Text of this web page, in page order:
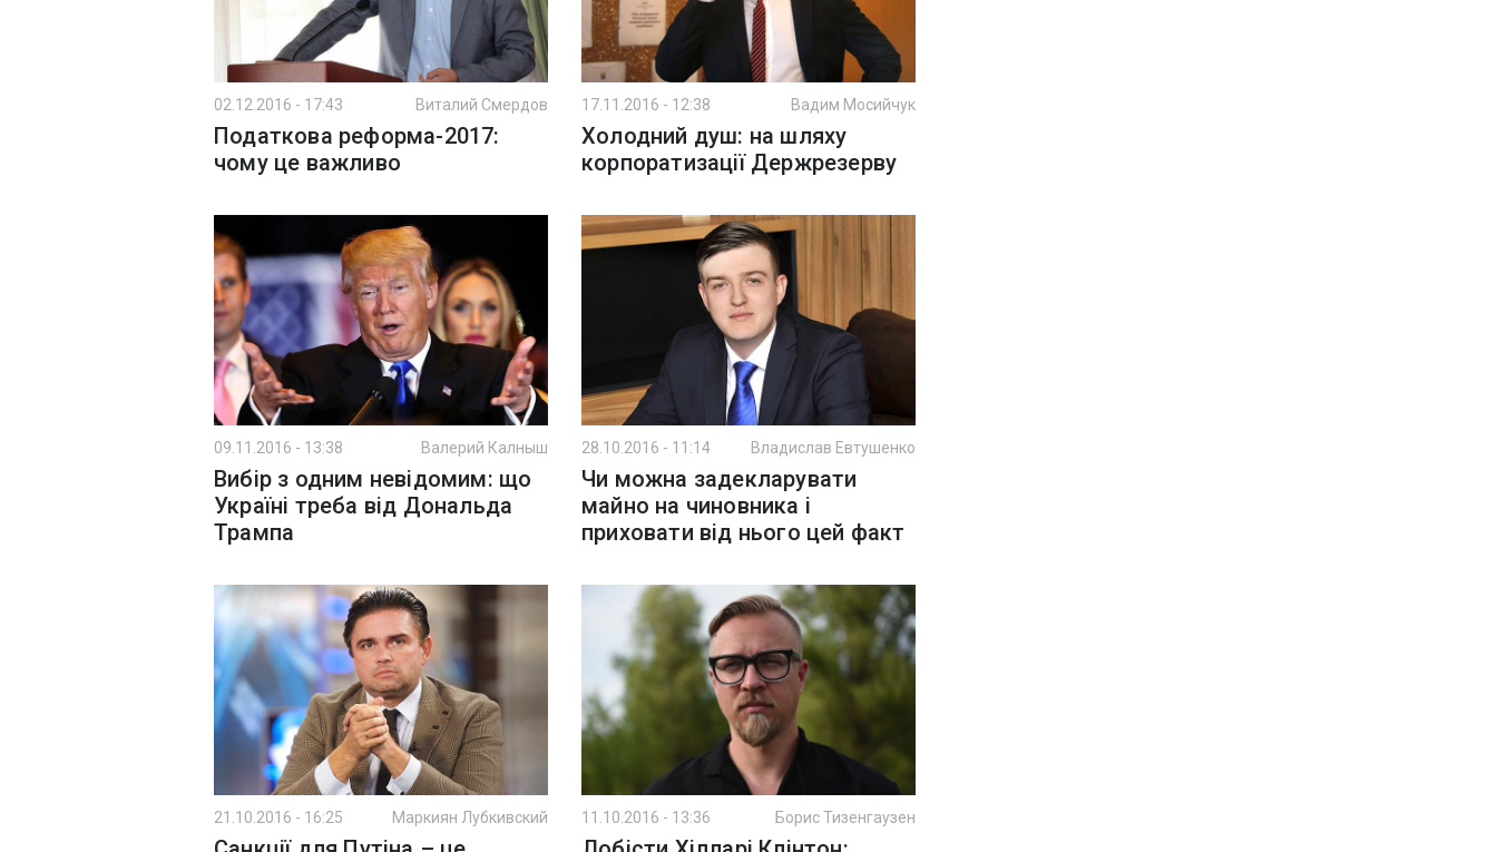
02.12.2016 - 17:43 Виталий Смердов
Податкова реформа-2017:
чому це важливо
17.11.2016 - 12:38 Вадим Мосийчук
Холодний душ: на шляху
корпоратизації Держрезерву
09.11.2016 - 13:38 Валерий Калныш
Вибір з одним невідомим: що
Україні треба від Дональда
Трампа
28.10.2016 - 11:14 Владислав Евтушенко
Чи можна задекларувати
майно на чиновника і
приховати від нього цей факт
21.10.2016 - 16:25 Маркиян Лубкивский 11.10.2016 - 13:36 Борис Тизенгаузен